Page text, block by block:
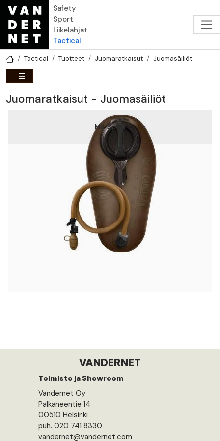
Hyppää pääsisältöön
Safety
Sport
Liikelahjat
Tactical
Tactical Tuotteet Juomaratkaisut Juomasäiliöt
Juomaratkaisut - Juomasäiliöt
Mil Spec
VANDERNET
Toimisto ja Showroom
Vandernet Oy
Pälkäneentie 14
00510 Helsinki
puh. 020 741 8330
vandernet@vandernet.com